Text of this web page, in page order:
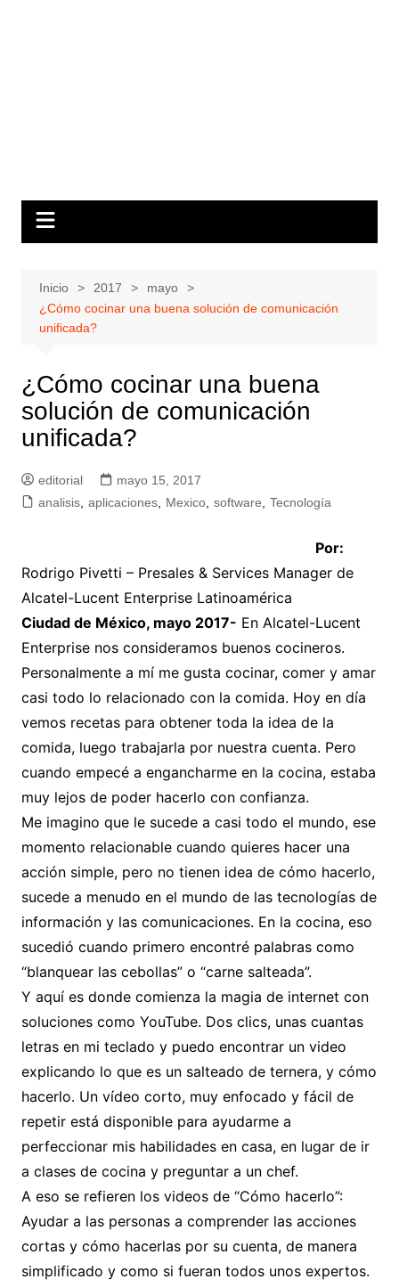
Inicio 2017
mayo
¿Cómo cocinar una buena solución de comunicación
unificada?
¿Cómo cocinar una buena
solución de comunicación
unificada?
editorial
mayo 15, 2017
analisis, aplicaciones, Mexico, software Tecnología
Por:
Rodrigo Pivetti – Presales & Services Manager de
Alcatel-Lucent Enterprise Latinoamérica
Ciudad de México, mayo 2017- En Alcatel-Lucent
Enterprise nos consideramos buenos cocineros.
Personalmente a mí me gusta cocinar, comer y amar
casi todo lo relacionado con la comida. Hoy en día
vemos recetas para obtener toda la idea de la
comida, luego trabajarla por nuestra cuenta. Pero
cuando empecé a engancharme en la cocina, estaba
muy lejos de poder hacerlo con confianza.
Me imagino que le sucede a casi todo el mundo, ese
momento relacionable cuando quieres hacer una
acción simple, pero no tienen idea de cómo hacerlo,
sucede a menudo en el mundo de las tecnologías de
información y las comunicaciones. En la cocina, eso
sucedió cuando primero encontré palabras como
“blanquear las cebollas” o “carne salteada”.
Y aquí es donde comienza la magia de internet con
soluciones como YouTube. Dos clics, unas cuantas
letras en mi teclado y puedo encontrar un video
explicando lo que es un salteado de ternera, y cómo
hacerlo. Un vídeo corto, muy enfocado y fácil de
repetir está disponible para ayudarme a
perfeccionar mis habilidades en casa, en lugar de ir
a clases de cocina y preguntar a un chef.
A eso se refieren los videos de “Cómo hacerlo”:
Ayudar a las personas a comprender las acciones
cortas y cómo hacerlas por su cuenta, de manera
simplificado y como si fueran todos unos expertos.